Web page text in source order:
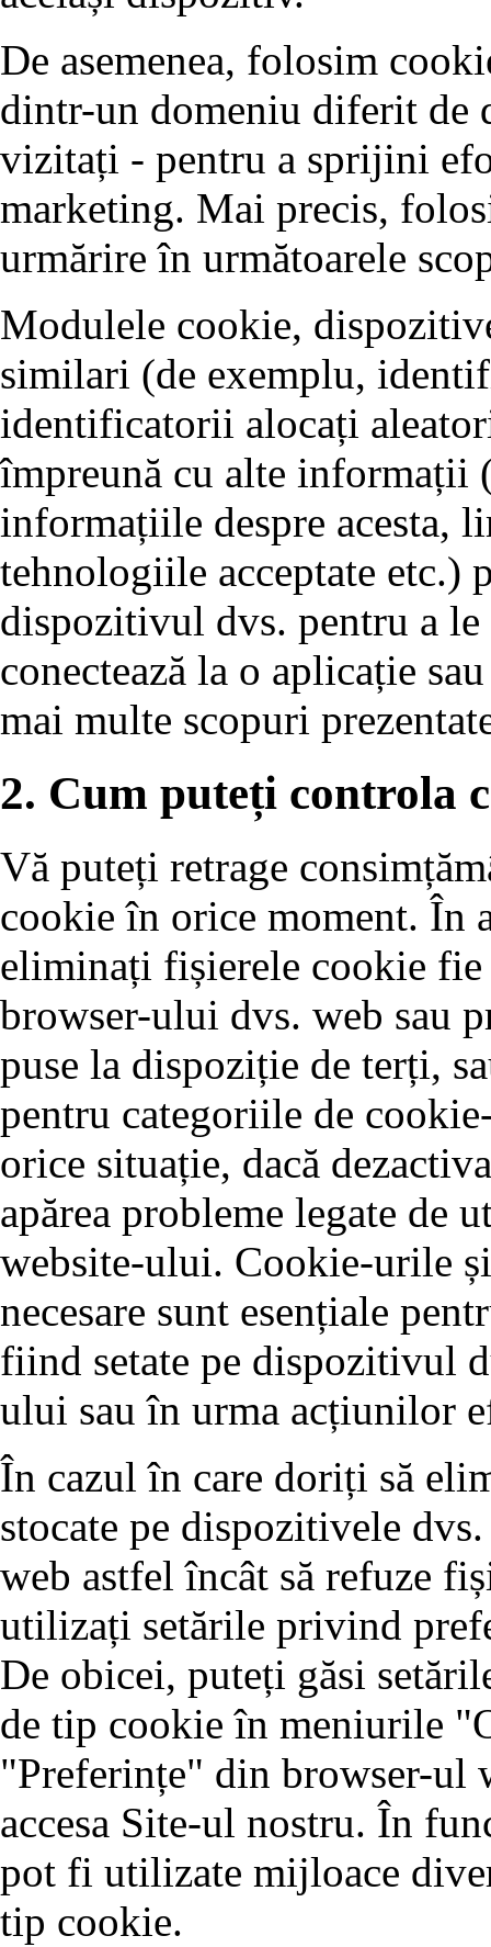
De asemenea, folosim
dintr-un domeniu diferit de
vizitați - pentru a sprijini
marketing. Mai precis,
urmărire în următoarele
Modulele cookie,
similari (de exemplu,
identificatorii alocați
împreună cu alte informații
informațiile despre acesta,
tehnologiile acceptate etc.)
dispozitivul dvs. pentru a le
conectează la o aplicație
mai multe scopuri
2. Cum puteți controla
Vă puteți retrage
cookie în orice moment. În
eliminați fișierele cookie
browser-ului dvs. web sau
puse la dispoziție de terți,
pentru categoriile de
orice situație, dacă
apărea probleme legate de
website-ului. Cookie-urile
necesare sunt esențiale
fiind setate pe dispozitivul
ului sau în urma acțiunilor
În cazul în care doriți să
stocate pe dispozitivele
web astfel încât să refuze
utilizați setările privind
De obicei, puteți găsi
de tip cookie în meniurile
"Preferințe" din browser-ul
accesa Site-ul nostru. În
pot fi utilizate mijloace
tip cookie.